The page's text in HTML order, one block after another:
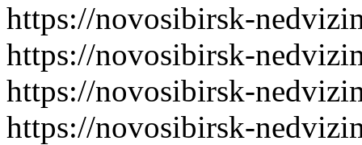
https://novosibirsk-
https://novosibirsk-
https://novosibirsk-
https://novosibirsk-